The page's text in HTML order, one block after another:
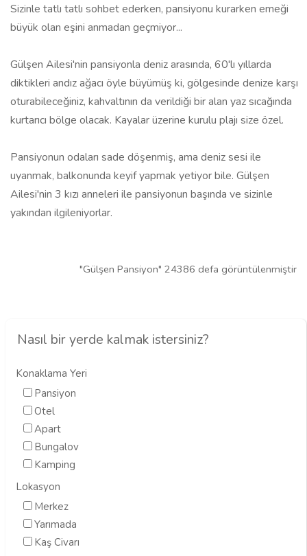
Sizinle tatlı tatlı sohbet ederken, pansiyonu kurarken emeği
büyük olan eşini anmadan geçmiyor...
Gülşen Ailesi'nin pansiyonla deniz arasında, 60'lı yıllarda
diktikleri andız ağacı öyle büyümüş ki, gölgesinde denize karşı
oturabileceğiniz, kahvaltının da verildiği bir alan yaz sıcağında
kurtarıcı bölge olacak. Kayalar üzerine kurulu plajı size özel.
Pansiyonun odaları sade döşenmiş, ama deniz sesi ile
uyanmak, balkonunda keyif yapmak yetiyor bile. Gülşen
Ailesi'nin 3 kızı anneleri ile pansiyonun başında ve sizinle
yakından ilgileniyorlar.
"Gülşen Pansiyon" 24386 defa görüntülenmiştir
Nasıl bir yerde kalmak istersiniz?
Konaklama Yeri
Pansiyon
Otel
Apart
Bungalov
Kamping
Lokasyon
Merkez
Yarımada
Kaş Civarı